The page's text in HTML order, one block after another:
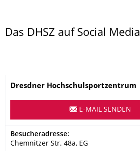
Das DHSZ auf Social Media
Name
Dresdner Hochschulsportzentrum
E-MAIL SENDEN
Adresse
Besucheradresse:
Chemnitzer Str. 48a, EG